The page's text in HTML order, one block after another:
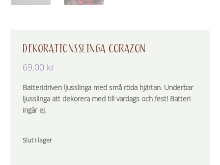
DEKORATIONSSLINGA CORAZON
69,00 kr
Batteridriven ljusslinga med små röda hjärtan. Underbar
ljusslinga att dekorera med till vardags och fest! Batteri
ingår ej.
Slut i lager